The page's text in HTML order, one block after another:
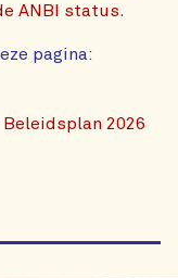
ANBI status.
pagina:
Beleidsplan 2026